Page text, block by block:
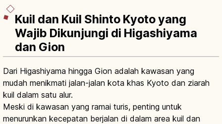
Kuil dan Kuil Shinto Kyoto yang
Wajib Dikunjungi di Higashiyama
dan Gion
Dari Higashiyama hingga Gion adalah kawasan yang
mudah menikmati jalan-jalan kota khas Kyoto dan ziarah
kuil dalam satu alur.
Meski di kawasan yang ramai turis, penting untuk
menurunkan kecepatan berjalan di dalam area kuil dan